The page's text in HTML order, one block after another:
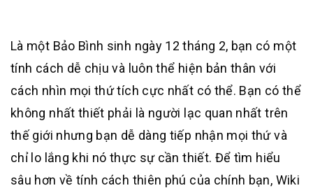
Là một Bảo Bình sinh ngày 12 tháng 2, bạn có một
tính cách dễ chịu và luôn thể hiện bản thân với
cách nhìn mọi thứ tích cực nhất có thể. Bạn có thể
không nhất thiết phải là người lạc quan nhất trên
thế giới nhưng bạn dễ dàng tiếp nhận mọi thứ và
chỉ lo lắng khi nó thực sự cần thiết. Để tìm hiểu
sâu hơn về tính cách thiên phú của chính bạn, Wiki